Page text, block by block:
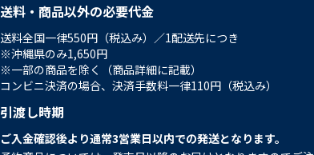
送料・商品以外の必要代金
送料全国一律550円（税込み）／1配送先につき
※沖縄県のみ1,650円
※一部の商品を除く（商品詳細に記載）
コンビニ決済の場合、決済手数料一律110円（税込み）
引渡し時期
ご入金確認後より通常3営業日以内での発送となります。